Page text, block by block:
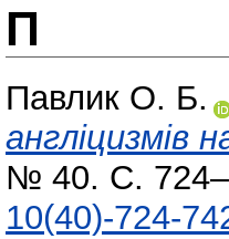
П
Павлик О. Б.
англіцизмів
№ 40. С.
10(40)-724-